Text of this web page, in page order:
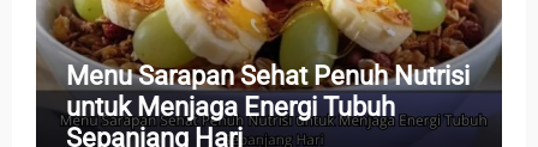
Menu Sarapan Sehat Penuh Nutrisi
untuk Menjaga Energi Tubuh
Sepanjang Hari